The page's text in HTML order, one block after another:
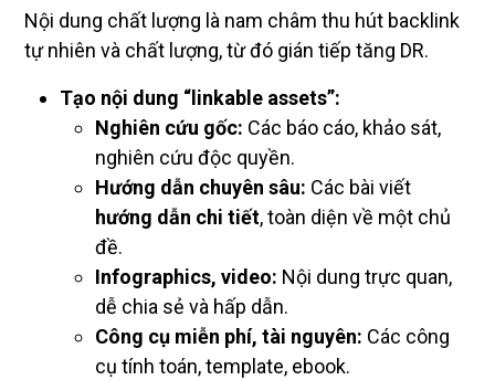
Nội dung chất lượng là nam châm thu hút backlink
tự nhiên và chất lượng, từ đó gián tiếp tăng DR.
Tạo nội dung “linkable assets”:
Nghiên cứu gốc: Các báo cáo, khảo sát,
nghiên cứu độc quyền.
Hướng dẫn chuyên sâu: Các bài viết
hướng dẫn chi tiết, toàn diện về một chủ
đề.
Infographics, video: Nội dung trực quan,
dễ chia sẻ và hấp dẫn.
Công cụ miễn phí, tài nguyên: Các công
cụ tính toán, template, ebook.